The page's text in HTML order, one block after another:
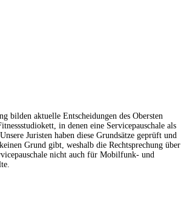
bilden aktuelle Entscheidungen des Obersten
in denen eine Servicepauschale als
Juristen haben diese Grundsätze geprüft und
Grund gibt, weshalb die Rechtsprechung über
nicht auch für Mobilfunk- und